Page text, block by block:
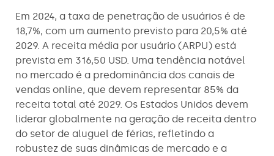
Em 2024, a taxa de penetração de usuários é de
18,7%, com um aumento previsto para 20,5% até
2029. A receita média por usuário (ARPU) está
prevista em 316,50 USD. Uma tendência notável
no mercado é a predominância dos canais de
vendas online, que devem representar 85% da
receita total até 2029. Os Estados Unidos devem
liderar globalmente na geração de receita dentro
do setor de aluguel de férias, refletindo a
robustez de suas dinâmicas de mercado e a